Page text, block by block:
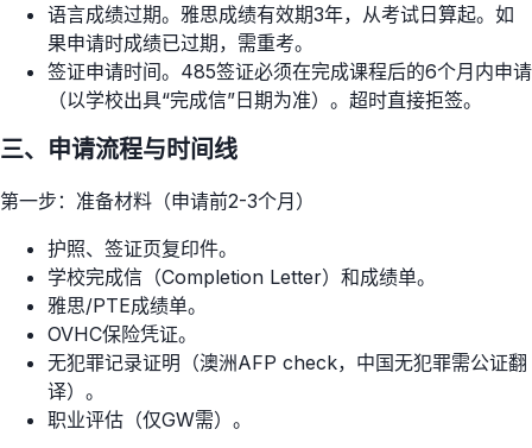
语言成绩过期。雅思成绩有效期3年，从考试日算起。如
果申请时成绩已过期，需重考。
签证申请时间。485签证必须在完成课程后的6个月内申请
（以学校出具“完成信”日期为准）。超时直接拒签。
三、申请流程与时间线
第一步：准备材料（申请前2-3个月）
护照、签证页复印件。
学校完成信（Completion Letter）和成绩单。
雅思/PTE成绩单。
OVHC保险凭证。
无犯罪记录证明（澳洲AFP check，中国无犯罪需公证翻
译）。
职业评估（仅GW需）。